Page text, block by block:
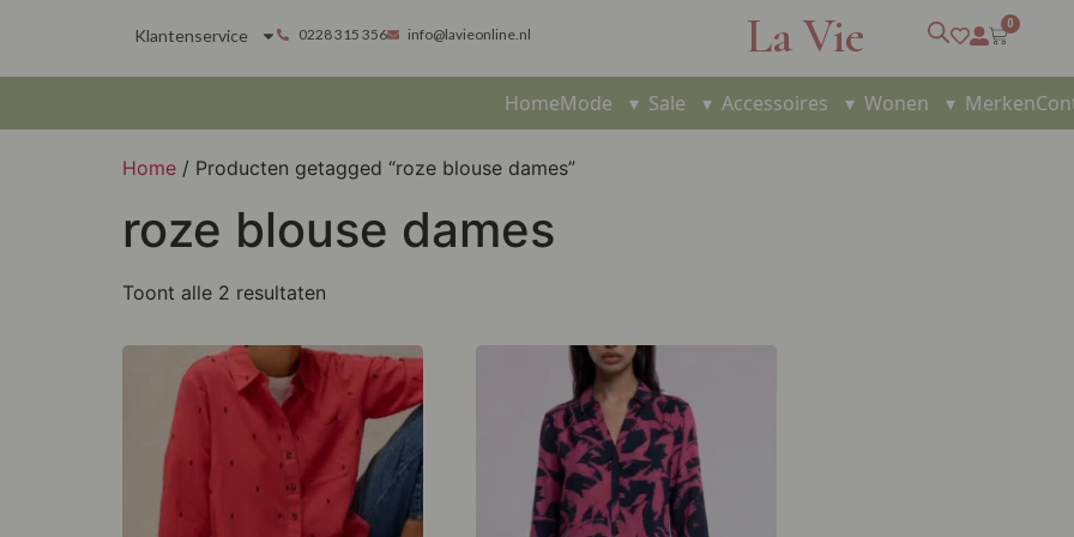
Klantenservice 0228 315 356 info@lavieonline.nl La Vie 0
HomeMode ▾ Sale ▾ Accessoires ▾ Wonen ▾ Merken
Home / Producten getagged “roze blouse dames”
roze blouse dames
Toont alle 2 resultaten